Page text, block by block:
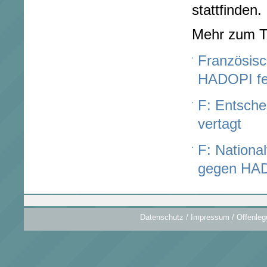
stattfinden.
Mehr zum
HADOPI
F:
vertagt
F:
gegen
Datenschutz / Impressum /